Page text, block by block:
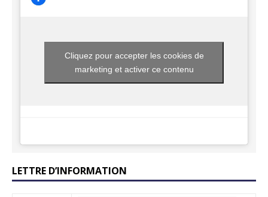
Cliquez pour accepter les cookies de
marketing et activer ce contenu
LETTRE D’INFORMATION